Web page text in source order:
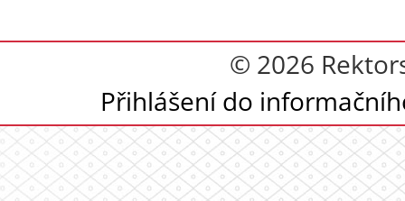
© 2026
Přihlášení do